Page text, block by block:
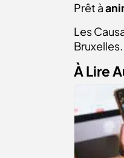
Prêt à
Les
Bruxelles.
À Lire